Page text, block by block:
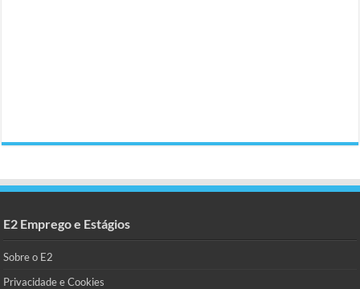
E2 Emprego e Estágios
Sobre o E2
Privacidade e Cookies